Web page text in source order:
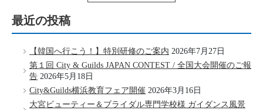
最近の投稿
【韓国へ行こう！】特別研修のご案内 2026年7月27日
第１回 City & Guilds JAPAN CONTEST / 全国大会開催のご報
告 2026年5月18日
City&Guilds横浜教育フェア開催 2026年3月16日
大宮ビューティー＆ブライダル専門学校様 ガイダンス風景